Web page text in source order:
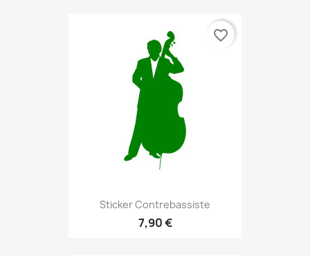
Sticker Contrebassiste
7,90 €
favorite_border